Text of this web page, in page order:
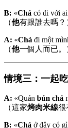
B: «Chả có đi với
（他有跟誰去嗎？
A: «Chả đi một
（他一個人而已。
情境三：一起
A: «Quán bún chả
（這家烤肉米線很
B: «Chả ở đây có